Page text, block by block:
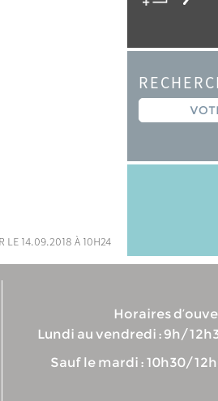
14.09.2018 à 10h24
Horaires
Lundi au vendredi : 9h/
Sauf le mardi : 10h30/